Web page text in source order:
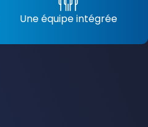
Une équipe intégrée